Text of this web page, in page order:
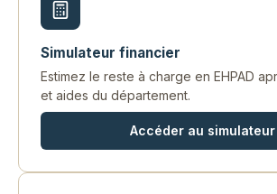
Simulateur financier
Estimez le reste à charge en EHPAD
et aides du département.
Accéder au simulateur